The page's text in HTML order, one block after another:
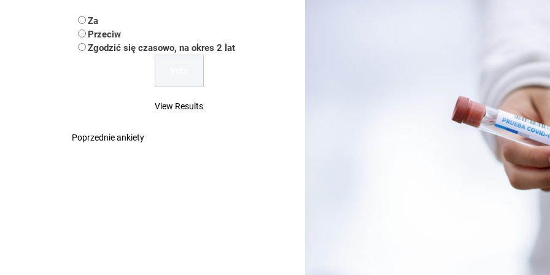
Ilu mieszkańców ma Rybnik?
Dość komentowania kolejnych afer w ochronie zdrowia — czas zacząć mówić o
Za
Przeciw
Zgodzić się czasowo, na okres 2 lat
View Results
Poprzednie ankiety